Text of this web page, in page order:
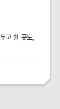
고 쉴 곳도,